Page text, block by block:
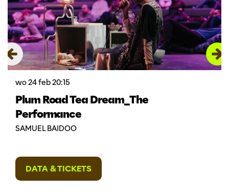
Plum Road Tea Dream_The
Performance
SAMUEL BAIDOO
wo 24 feb20:15
DATA & TICKETS